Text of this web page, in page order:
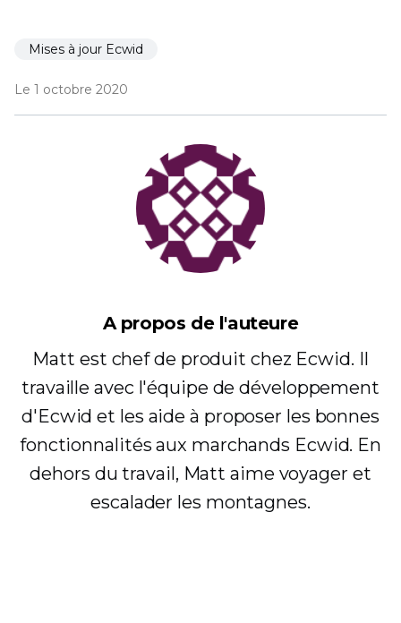
Mises à jour Ecwid
Le 1 octobre 2020
A propos de l'auteure
Matt est chef de produit chez Ecwid. Il
travaille avec l'équipe de développement
d'Ecwid et les aide à proposer les bonnes
fonctionnalités aux marchands Ecwid. En
dehors du travail, Matt aime voyager et
escalader les montagnes.